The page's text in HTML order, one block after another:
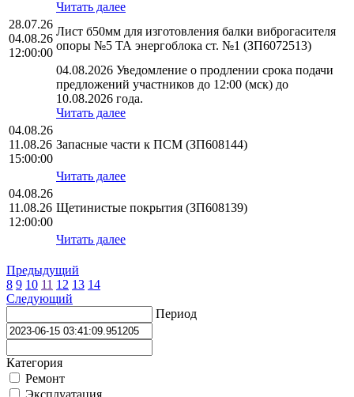
Читать далее
28.07.26
04.08.26
12:00:00
Лист б50мм для изготовления балки виброгасителя
опоры №5 ТА энергоблока ст. №1 (ЗП6072513)
04.08.2026 Уведомление о продлении срока подачи
предложений участников до 12:00 (мск) до
10.08.2026 года.
Читать далее
04.08.26
11.08.26
15:00:00
Запасные части к ПСМ (ЗП608144)
Читать далее
04.08.26
11.08.26
12:00:00
Щетинистые покрытия (ЗП608139)
Читать далее
Предыдущий
8 9 10 11 12 13 14
Следующий
Период
Категория
Ремонт
Эксплуатация